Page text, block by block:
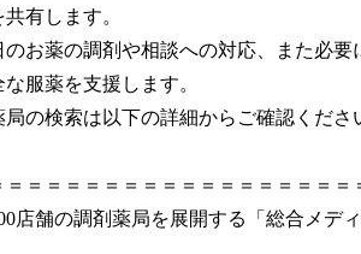
有します。
のお薬の調剤や相談への対応、また必
服薬を支援します。
の検索は以下の詳細からご確認くださ
＝＝＝＝＝＝＝＝＝＝＝＝＝＝＝＝＝＝
店舗の調剤薬局を展開する「総合メデ